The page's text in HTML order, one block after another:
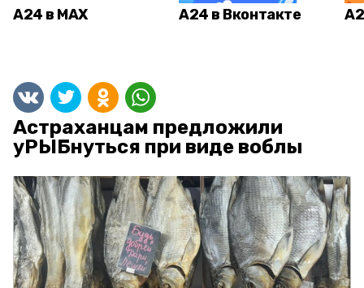
А24 в MAX А24 в Вконтакте
Астраханцам предложили
уРЫБнуться при виде воблы